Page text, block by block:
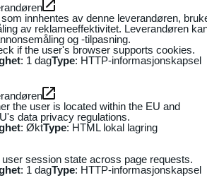
innhentes av denne leverandøren,
av reklameeffektivitet. Leverandøren
og -tilpasning.
if the user's browser supports cookies.
: 1 dagType: HTTP-informasjonskapsel
the user is located within the EU and
data privacy regulations.
: ØktType: HTML lokal lagring
session state across page requests.
: 1 dagType: HTTP-informasjonskapsel